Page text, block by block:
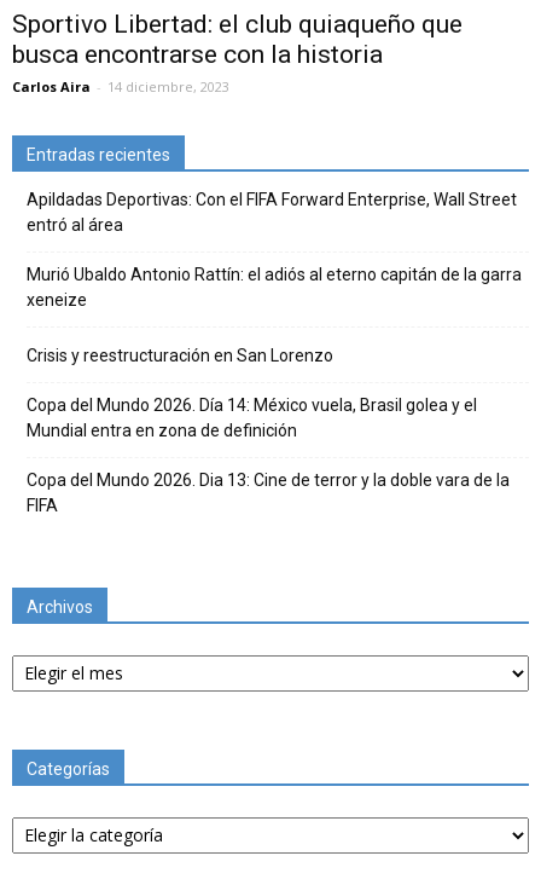
Sportivo Libertad: el club quiaqueño que
busca encontrarse con la historia
Carlos Aira - 14 diciembre, 2023
Entradas recientes
Apildadas Deportivas: Con el FIFA Forward Enterprise, Wall Street
entró al área
Murió Ubaldo Antonio Rattín: el adiós al eterno capitán de la garra
xeneize
Crisis y reestructuración en San Lorenzo
Copa del Mundo 2026. Día 14: México vuela, Brasil golea y el
Mundial entra en zona de definición
Copa del Mundo 2026. Dia 13: Cine de terror y la doble vara de la
FIFA
Archivos
Archivos
Categorías
Categorías